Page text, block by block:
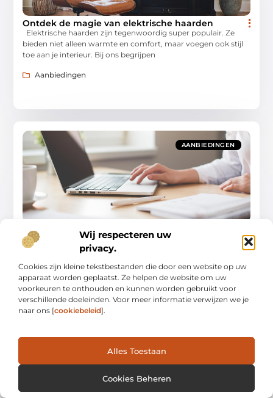
Wij respecteren uw
privacy.
Cookies zijn kleine tekstbestanden die door een website op uw
apparaat worden geplaatst. Ze helpen de website om uw
voorkeuren te onthouden en kunnen worden gebruikt voor
verschillende doeleinden. Voor meer informatie verwijzen we je
naar ons [cookiebeleid].
Alles Toestaan
Cookies Beheren
Ontdek de magie van elektrische haarden
Elektrische haarden zijn tegenwoordig super populair. Ze
bieden niet alleen warmte en comfort, maar voegen ook stijl
toe aan je interieur. Bij ons begrijpen
Aanbiedingen
AANBIEDINGEN
Ontdek de perfecte showroom
kantoormeubelen voor jouw sector
Ben je op zoek naar de ideale kantoormeubelen voor jouw
hotels, bij ons
Aanbiedingen